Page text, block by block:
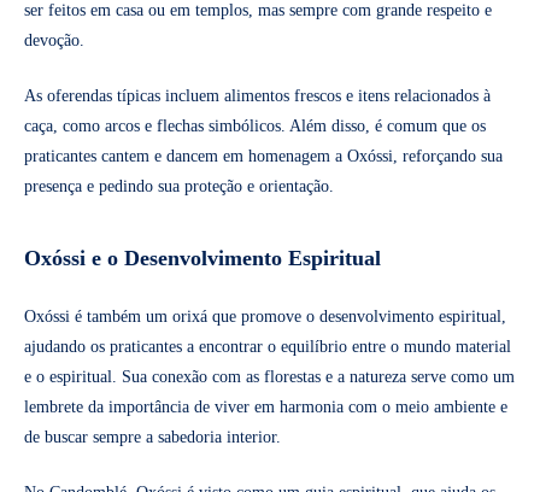
ser feitos em casa ou em templos, mas sempre com grande respeito e
devoção.
As oferendas típicas incluem alimentos frescos e itens relacionados à
caça, como arcos e flechas simbólicos. Além disso, é comum que os
praticantes cantem e dancem em homenagem a Oxóssi, reforçando sua
presença e pedindo sua proteção e orientação.
Oxóssi e o Desenvolvimento Espiritual
Oxóssi é também um orixá que promove o desenvolvimento espiritual,
ajudando os praticantes a encontrar o equilíbrio entre o mundo material
e o espiritual. Sua conexão com as florestas e a natureza serve como um
lembrete da importância de viver em harmonia com o meio ambiente e
de buscar sempre a sabedoria interior.